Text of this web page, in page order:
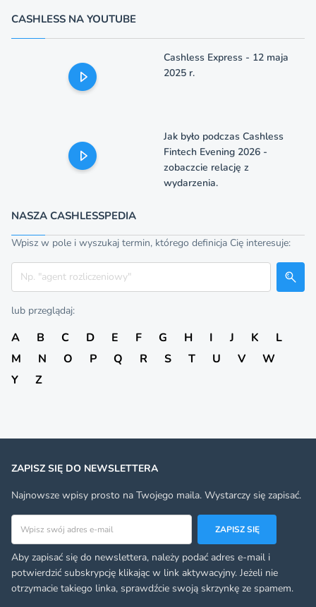
CASHLESS NA YOUTUBE
Cashless Express - 12 maja
2025 r.
Jak było podczas Cashless
Fintech Evening 2026 -
zobaczcie relację z
wydarzenia.
NASZA CASHLESSPEDIA
Wpisz w pole i wyszukaj termin, którego definicja Cię interesuje:
Szukaj
lub przeglądaj:
A B C D E F G H I J K
L
M
N O P Q R S T U V
W
Y
Z
ZAPISZ SIĘ DO NEWSLETTERA
Najnowsze wpisy prosto na Twojego maila. Wystarczy się zapisać.
Adres email
ZAPISZ SIĘ
Aby zapisać się do newslettera, należy podać adres e-mail i
potwierdzić subskrypcję klikając w link aktywacyjny. Jeżeli nie
otrzymacie takiego linka, sprawdźcie swoją skrzynkę ze spamem.